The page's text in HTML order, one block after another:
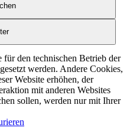
für den technischen Betrieb der
werden. Andere Cookies,
Website erhöhen, der
mit anderen Websites
sollen, werden nur mit Ihrer